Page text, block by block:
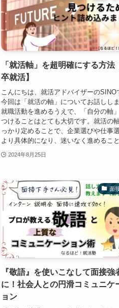
「就活軸」を超明確にする方法
卒就活】
こんにちは、就活アドバイザーのSINO
今回は「就活の軸」についてお話ししま
就職活動を進めるうえで、「自分の軸
つけることはとても大切です。就活の
っかり定めることで、企業選びや仕事
より具体的になり、迷いなく進めること
2024年8月25日
面
『敬語』を使いこなして面接強
に！社会人との円滑コミュニケ
ョン